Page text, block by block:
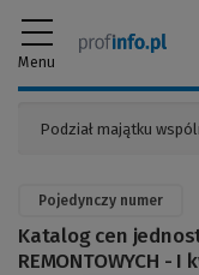
Menu
Pojedynczy numer
Katalog cen
REMONTOWYCH - I